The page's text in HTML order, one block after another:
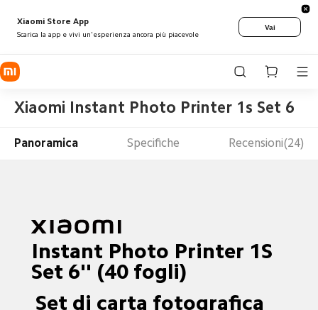
Xiaomi Store App
Scarica la app e vivi un'esperienza ancora più piacevole
Vai
Xiaomi Instant Photo Printer 1s Set 6
Panoramica Specifiche Recensioni(24)
Instant Photo Printer 1S
Set 6'' (40 fogli)